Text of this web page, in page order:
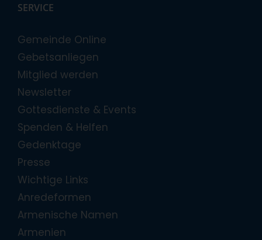
SERVICE
Gemeinde Online
Gebetsanliegen
Mitglied werden
Newsletter
Gottesdienste & Events
Spenden & Helfen
Gedenktage
Presse
Wichtige Links
Anredeformen
Armenische Namen
Armenien